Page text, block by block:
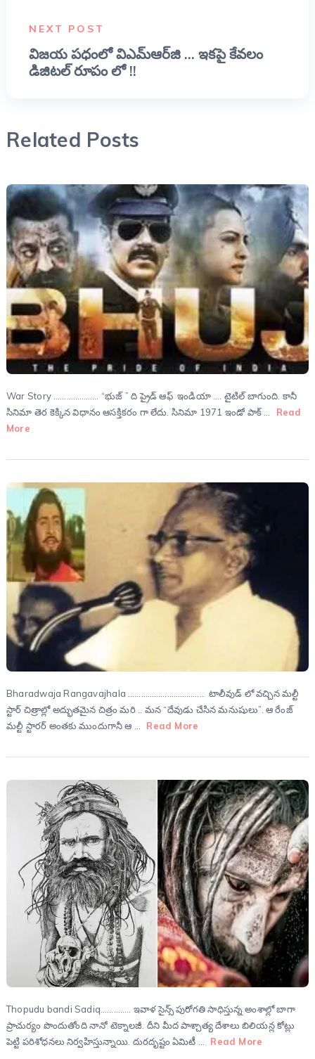
NEXT POST
విజయ పధంలో విఎమ్ఆర్‌జి ... ఇకపై కేవలం
డిజిటల్ రూపం లో !!
Related Posts
War Story ………………… “భుజ్ ” ది ప్రైడ్ ఆఫ్ ఇండియా …. టైటిల్ బాగుంది. కానీ
సినిమా తెర కెక్కిన విధానం ఆసక్తికరం గా లేదు. సినిమా 1971 ఇండో పాక్ …
Read
More
Bharadwaja Rangavajhala …………………………….. టాలీవుడ్ లో వచ్చిన మల్టీ
స్టార్ చిత్రాల్లో అద్భుతమైన చిత్రం మరి .. మన “దేవుడు చేసిన మనుషులు”. ఆ రేంజ్
మల్టీ స్టారర్ అంతకు ముందుగానీ ఆ …
Read More
Thopudu bandi Sadiq………….. ఇవాళ సైన్స్ పురోగతి సాధిస్తున్న అంశాల్లో బాగా
ప్రాచుర్యం పొందుతోంది నానో టెక్నాలజీ. దీని మీద పాశ్చాత్య దేశాలు బిలియన్ల కోట్లు
పెట్టి పరిశోధనలు నిర్వహిస్తున్నాయి. దురదృష్టం ఏమిటీ …
Read More